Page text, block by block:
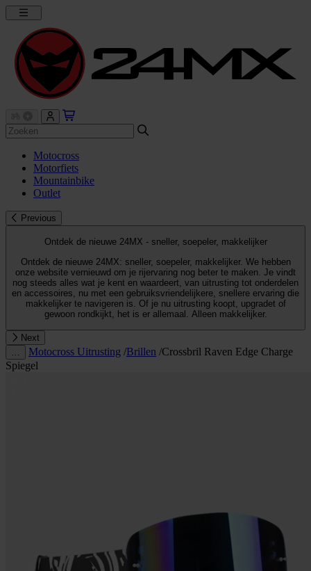
Motocross
Motorfiets
Mountainbike
Outlet
Previous
Ontdek de nieuwe 24MX - sneller, soepeler, makkelijker
Ontdek de nieuwe 24MX: sneller, soepeler, makkelijker. We hebben
onze website vernieuwd om je rijervaring nog beter te maken. Je vindt
nog steeds alles wat je kent en waardeert, van uitrusting tot onderdelen
en accessoires, nu met een gebruiksvriendelijkere, snellere ervaring die
makkelijker te navigeren is. Of je nu uitrusting koopt, upgradet of
gewoon rondkijkt, het is er allemaal. Alleen makkelijker.
Next
Motocross Uitrusting /Brillen /Crossbril Raven Edge Charge
Spiegel